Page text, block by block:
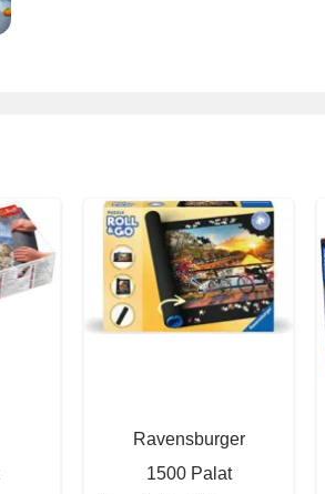
Ravensburger
1500 Palat